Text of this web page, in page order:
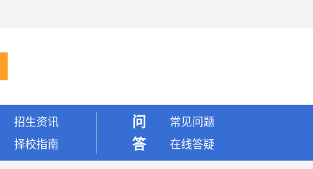
招生资讯
择校指南
问
答
常见问题
在线答疑